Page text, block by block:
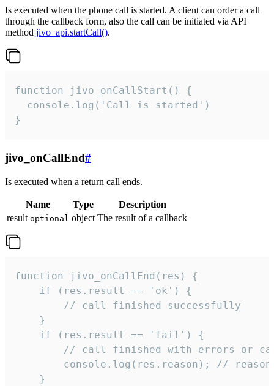
Is executed when the phone call is started. A client can order a call
through the callback form, also the call can be initiated via API
method jivo_api.startCall().
function jivo_onCallStart() {
  console.log('Call is started')
}
jivo_onCallEnd#
Is executed when a return call ends.
Name Type
Description
result optional object The result of a callback
function jivo_onCallEnd(res) {
    if (res.result == 'ok') {
        // call finished successfully
    }
    if (res.result == 'fail') {
// call finished with errors or
console.log(res.reason); //
    }